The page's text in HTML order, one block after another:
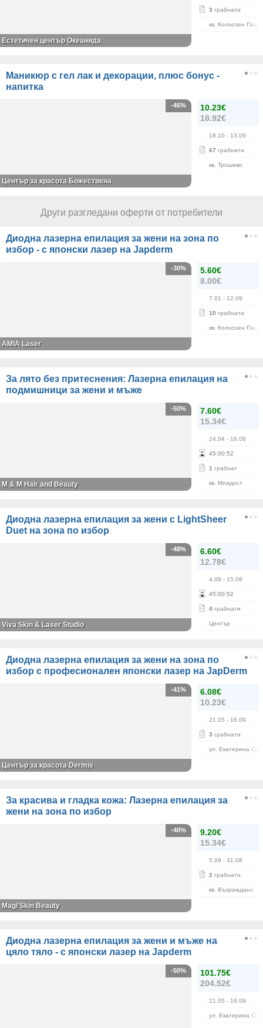
3 грабнати
кв. Колхозен
Естетичен център Океанида
Маникюр с гел лак и декорации, плюс бонус -
напитка
10.23€
18.92€
18.10 - 13.09
67 грабнати
кв. Трошево
-46%
Център за красота Божествена
Други разгледани оферти от потребители
Диодна лазерна епилация за жени на зона по
избор - с японски лазер на Japderm
5.60€
8.00€
7.01 - 12.09
10 грабнати
кв. Колхозен
-30%
AMIA Laser
За лято без притеснения: Лазерна епилация на
подмишници за жени и мъже
7.60€
15.34€
24.04 - 16.08
45:00:52
1 грабнат
кв. Младост
-50%
M & M Hair and Beauty
Диодна лазерна епилация за жени с LightSheer
Duet на зона по избор
6.60€
12.78€
4.09 - 15.08
45:00:52
4 грабнати
Център
-48%
Viva Skin & Laser Studio
Диодна лазерна епилация за жени на зона по
избор с професионален японски лазер на JapDerm
6.08€
10.23€
21.05 - 16.09
3 грабнати
ул. Екатерина
-41%
Център за красота Dermis
За красива и гладка кожа: Лазерна епилация за
жени на зона по избор
9.20€
15.34€
5.09 - 31.08
2 грабнати
кв. Възраждане
-40%
Magi'Skin Beauty
Диодна лазерна епилация за жени и мъже на
цяло тяло - с японски лазер на Japderm
101.75€
204.52€
21.05 - 16.09
ул. Екатерина
-50%